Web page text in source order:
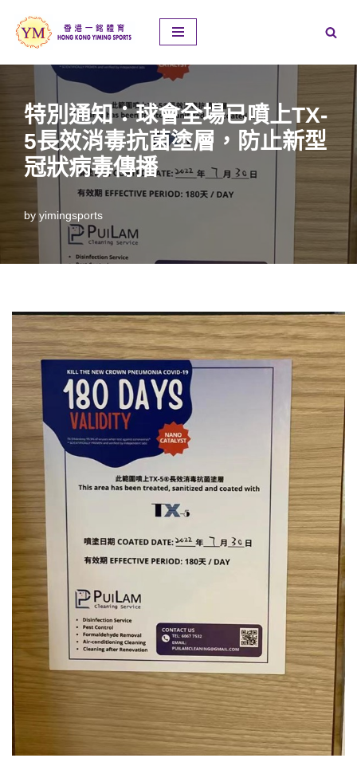
Skip
to
特別通知：球會全場已噴上TX-
5長效消毒抗菌塗層，防止新型
冠狀病毒傳播
by yimingsports